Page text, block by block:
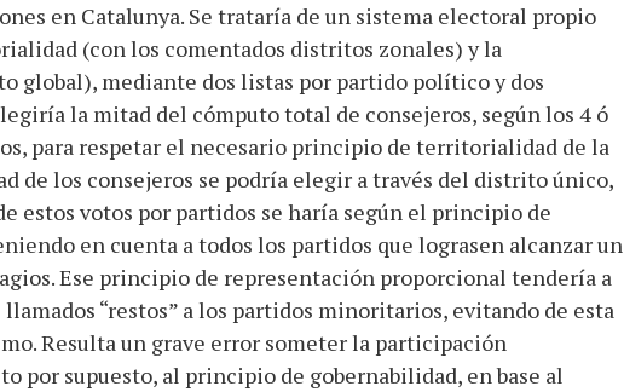
en Catalunya. Se trataría de un sistema electoral propio
(con los comentados distritos zonales) y la
global), mediante dos listas por partido político y dos
la mitad del cómputo total de consejeros, según los 4 ó
para respetar el necesario principio de territorialidad de la
de los consejeros se podría elegir a través del distrito único,
estos votos por partidos se haría según el principio de
en cuenta a todos los partidos que lograsen alcanzar un
Ese principio de representación proporcional tendería a
“restos” a los partidos minoritarios, evitando de esta
Resulta un grave error someter la participación
por supuesto, al principio de gobernabilidad, en base al